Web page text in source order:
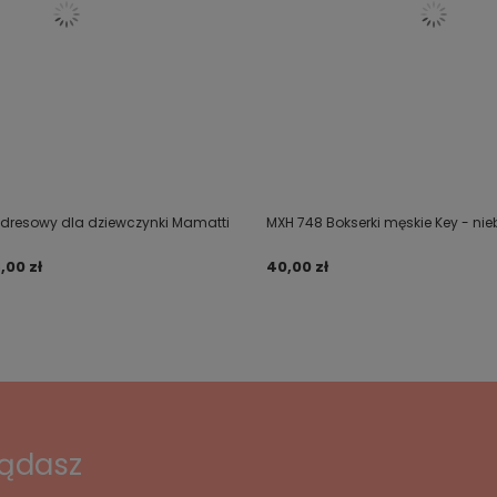
dresowy dla dziewczynki Mamatti
zł
MXH 748 Bokserki męskie Key -
40,00 zł